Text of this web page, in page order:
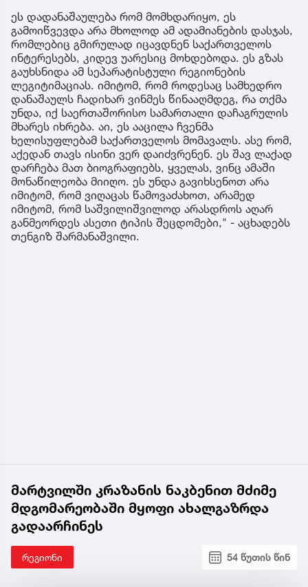
ეს დადანაშაულება რომ მომხდარიყო, ეს
გამოიწვევდა არა მხოლოდ ამ ადამიანების დასჯას,
რომლებიც გმირულად იცავდნენ საქართველოს
ინტერესებს, კიდევ უარესიც მოხდებოდა. ეს გზას
გაუხსნიდა ამ სეპარატისტული რეგიონების
ლეგიტიმაციას. იმიტომ, რომ როდესაც სამხედრო
დანაშაულს ჩადიხარ ვინმეს წინააღმდეგ, რა თქმა
უნდა, იქ საერთაშორისო სამართალი დაჩაგრულის
მხარეს იხრება. აი, ეს ააცილა ჩვენმა
ხელისუფლებამ საქართველოს მომავალს. ასე რომ,
აქედან თავს ისინი ვერ დაიძვრენენ. ეს შავ ლაქად
დარჩება მათ ბიოგრაფიებს, ყველას, ვინც ამაში
მონაწილეობა მიიღო. ეს უნდა გავიხსენოთ არა
იმიტომ, რომ ვიღაცას წამოვაძახოთ, არამედ
იმიტომ, რომ საშვილიშვილოდ არასდროს აღარ
განმეორდეს ასეთი ტიპის შეცდომები," - აცხადებს
თენგიზ შარმანაშვილი.
მარტვილში კრაზანის ნაკბენით მძიმე
მდგომარეობაში მყოფი ახალგაზრდა
გადაარჩინეს
რეგიონი 54 წუთის წინ